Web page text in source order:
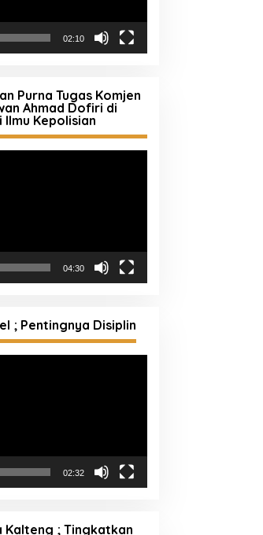
02:10
Purna Tugas Komjen
Ahmad Dofiri di
Kepolisian
04:30
; Pentingnya Disiplin
02:32
Kalteng ; Tingkatkan